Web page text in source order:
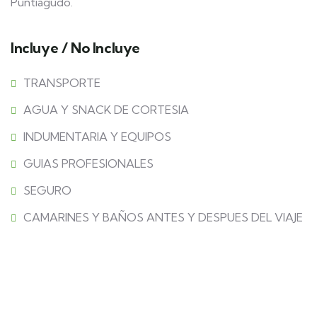
Incluye / No Incluye
TRANSPORTE
AGUA Y SNACK DE CORTESIA
INDUMENTARIA Y EQUIPOS
GUIAS PROFESIONALES
SEGURO
CAMARINES Y BAÑOS ANTES Y DESPUES DEL VIAJE